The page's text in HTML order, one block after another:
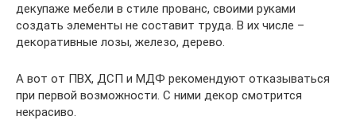
декупаже мебели в стиле прованс, своими руками
создать элементы не составит труда. В их числе –
декоративные лозы, железо, дерево.
А вот от ПВХ, ДСП и МДФ рекомендуют отказываться
при первой возможности. С ними декор смотрится
некрасиво.